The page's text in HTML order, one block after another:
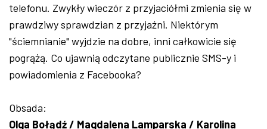
telefonu. Zwykły wieczór z przyjaciółmi zmienia się w
prawdziwy sprawdzian z przyjaźni. Niektórym
"ściemnianie" wyjdzie na dobre, inni całkowicie się
pogrążą. Co ujawnią odczytane publicznie SMS-y i
powiadomienia z Facebooka?
Obsada:
Olga Bołądź / Magdalena Lamparska / Karolina